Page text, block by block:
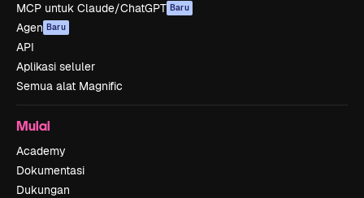
MCP untuk Claude/ChatGPT Baru
Agen Baru
API
Aplikasi seluler
Semua alat Magnific
Mulai
Academy
Dokumentasi
Dukungan